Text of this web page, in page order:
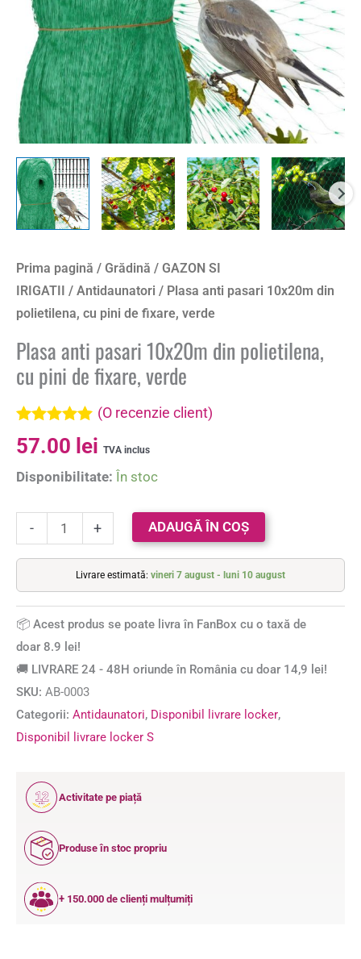
Prima pagină / Grădină / GAZON SI
IRIGATII
/ Antidaunatori / Plasa anti pasari 10x20m din
polietilena, cu pini de fixare, verde
Plasa anti pasari 10x20m din polietilena,
cu pini de fixare, verde
Evaluat la
5.00din 5 pe
singure
(O recenzie client)
57.00 lei TVA inclus
Disponibilitate: În stoc
-
pini
fixare,
verde
+ ADAUGĂ ÎN COȘ
Livrare estimată: vineri 7 august - luni 10 august
📦 Acest produs se poate livra în FanBox cu o taxă de
doar 8.9 lei!
🚚 LIVRARE 24 - 48H oriunde în România cu doar 14,9 lei!
SKU: AB-0003
Categorii: Antidaunatori, Disponibil livrare locker,
Disponibil livrare locker S
12
ANI
Activitate pe piață
Produse în stoc propriu
+ 150.000 de clienți mulțumiți